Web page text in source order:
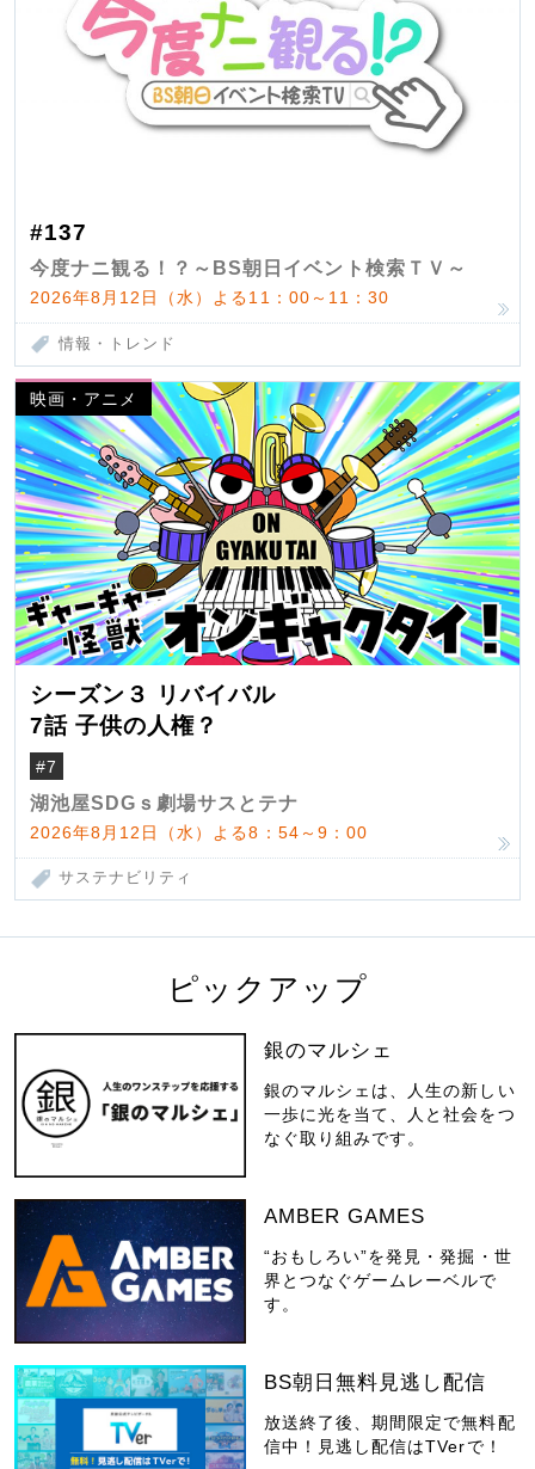
#137
今度ナニ観る！？～BS朝日イベント検索ＴＶ～
2026年8月12日（水）よる11：00～11：30
情報・トレンド
映画・アニメ
シーズン３ リバイバル
7話 子供の人権？
#7
湖池屋SDGｓ劇場サスとテナ
2026年8月12日（水）よる8：54～9：00
サステナビリティ
ピックアップ
銀のマルシェ
銀のマルシェは、人生の新しい
一歩に光を当て、人と社会をつ
なぐ取り組みです。
AMBER GAMES
“おもしろい”を発見・発掘・世
界とつなぐゲームレーベルで
す。
BS朝日無料見逃し配信
放送終了後、期間限定で無料配
信中！見逃し配信はTVerで！